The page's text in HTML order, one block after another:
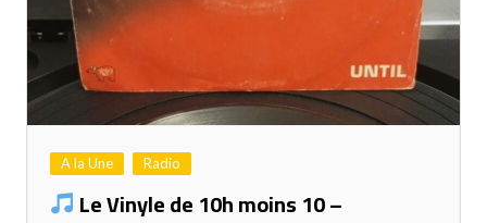
A la Une Radio
Le Vinyle de 10h moins 10 –